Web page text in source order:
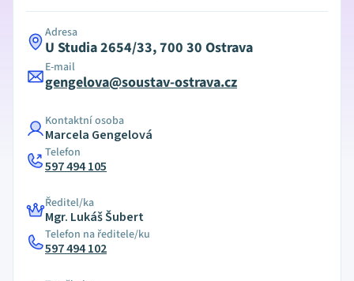
Adresa
U Studia 2654/33, 700 30 Ostrava
E-mail
gengelova@soustav-ostrava.cz
Kontaktní osoba
Marcela Gengelová
Telefon
597 494 105
Ředitel/ka
Mgr. Lukáš Šubert
Telefon na ředitele/ku
597 494 102